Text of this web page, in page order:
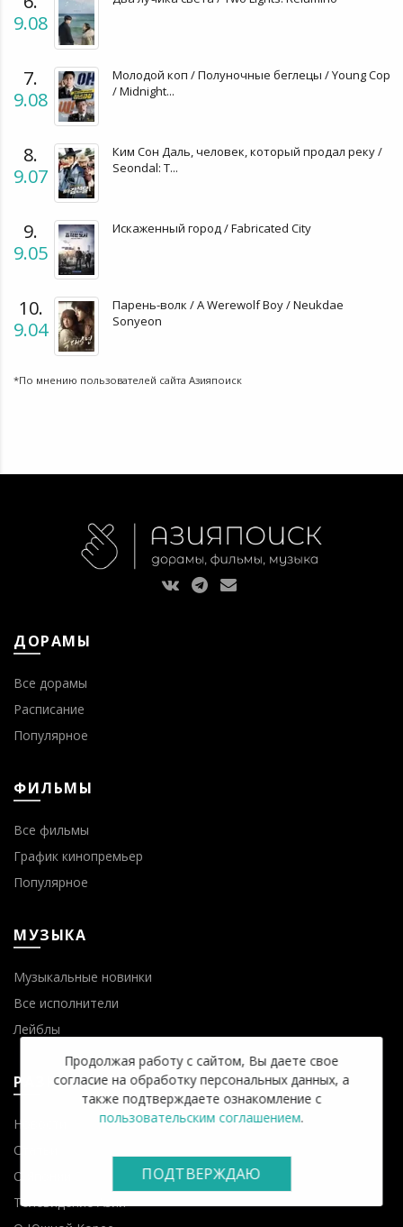
9.08
7.
9.08
Молодой коп / Полуночные беглецы / Young Cop
/ Midnight...
8.
9.07
Ким Сон Даль, человек, который продал реку /
Seondal: T...
9.
9.05
Искаженный город / Fabricated City
10.
9.04
Парень-волк / A Werewolf Boy / Neukdae
Sonyeon
*По мнению пользователей сайта Азияпоиск
ДОРАМЫ
Все дорамы
Расписание
Популярное
ФИЛЬМЫ
Все фильмы
График кинопремьер
Популярное
МУЗЫКА
Музыкальные новинки
Все исполнители
Лейблы
РАЗНОЕ
Новости
Статьи
О Японии
Телевидение Азии
Продолжая работу с сайтом, Вы даете свое
согласие на обработку персональных данных, а
также подтверждаете ознакомление с
пользовательским соглашением.
ПОДТВЕРЖДАЮ